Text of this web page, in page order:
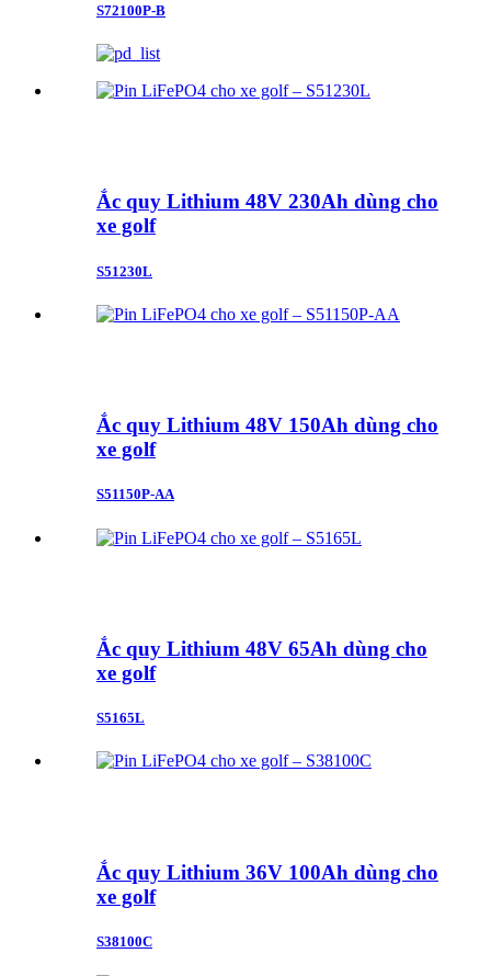
S72100P-B
Ắc quy Lithium 48V 230Ah dùng cho
xe golf
S51230L
Ắc quy Lithium 48V 150Ah dùng cho
xe golf
S51150P-AA
Ắc quy Lithium 48V 65Ah dùng cho
xe golf
S5165L
Ắc quy Lithium 36V 100Ah dùng cho
xe golf
S38100C